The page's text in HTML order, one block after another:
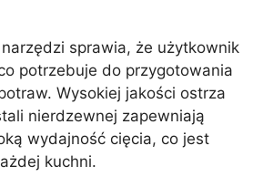
sprawia, że użytkownik
potrzebuje do przygotowania
Wysokiej jakości ostrza
nierdzewnej zapewniają
wydajność cięcia, co jest
kuchni.